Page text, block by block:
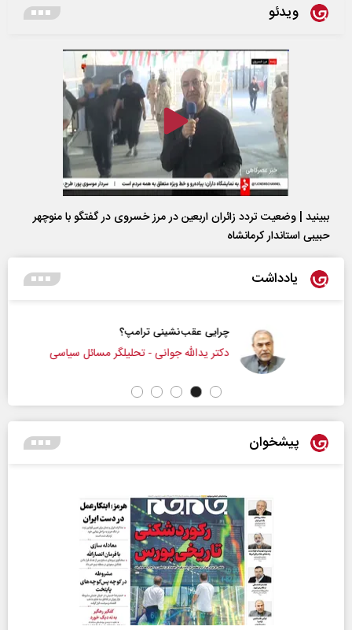
ویدئو
ببینید | وضعیت تردد زائران اربعین در مرز خسروی در گفتگو با منوچهر
حبیبی استاندار کرمانشاه
یادداشت
چرایی عقب‌نشینی ترامپ؟
دکتر یدالله جوانی - تحلیلگر مسائل سیاسی
پیشخوان